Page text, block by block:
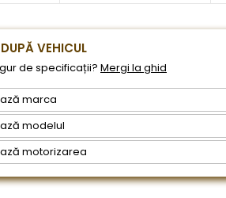
VEHICUL
de specificații? Mergi la ghid